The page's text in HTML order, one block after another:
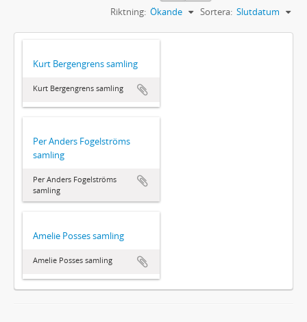
Sortera: Slutdatum
Riktning: Ökande
Kurt Bergengrens samling
Kurt Bergengrens samling
Per Anders Fogelströms
samling
Per Anders Fogelströms
samling
Amelie Posses samling
Amelie Posses samling